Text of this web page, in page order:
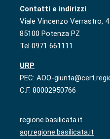
Contatti e indirizzi
Viale Vincenzo Verrastro, 4
85100 Potenza PZ
Tel 0971 661111
URP
PEC: AOO-
C.F. 80002950766
regione.basilicata.it
agr.regione.basilicata.it